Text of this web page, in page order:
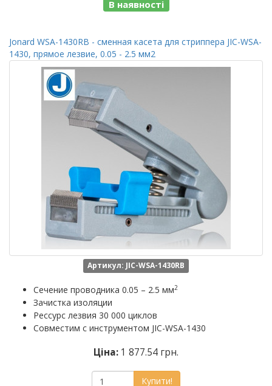
В наявності
Jonard WSA-1430RB - сменная касета для стриппера JIC-WSA-
1430, прямое лезвие, 0.05 - 2.5 мм2
Артикул: JIC-WSA-1430RB
Сечение проводника 0.05 – 2.5 мм2
Зачистка изоляции
Рессурс лезвия 30 000 циклов
Совместим с инструментом JIC-WSA-1430
Ціна: 1 877.54 грн.
Купити!